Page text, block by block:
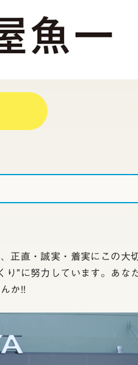
正直・誠実・着実にこの大
”に努力しています。あな
か!!